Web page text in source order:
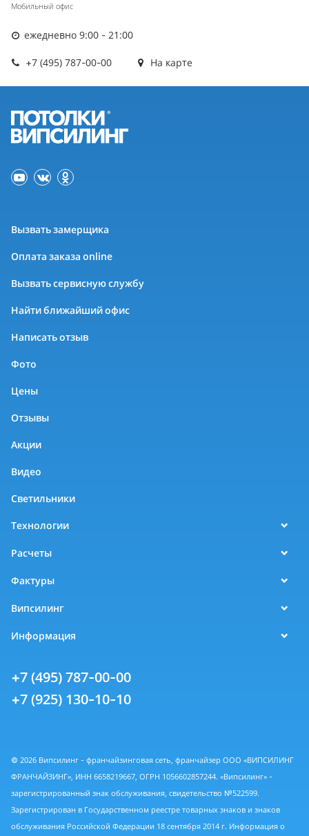
Мобильный офис
ежедневно 9:00 - 21:00
+7 (495) 787-00-00 На карте
Вызвать замерщика
Оплата заказа online
Вызвать сервисную службу
Найти ближайший офис
Написать отзыв
Фото
Цены
Отзывы
Акции
Видео
Светильники
Технологии
Расчеты
Фактуры
Випсилинг
Информация
+7 (495) 787-00-00
+7 (925) 130-10-10
© 2026 Випсилинг - франчайзинговая сеть, франчайзер ООО «ВИПСИЛИНГ
ФРАНЧАЙЗИНГ», ИНН 6658219667, ОГРН 1056602857244. «Випсилинг» -
зарегистрированный знак обслуживания, свидетельство №522599.
Зарегистрирован в Государственном реестре товарных знаков и знаков
обслуживания Российской Федерации 18 сентября 2014 г. Информация о